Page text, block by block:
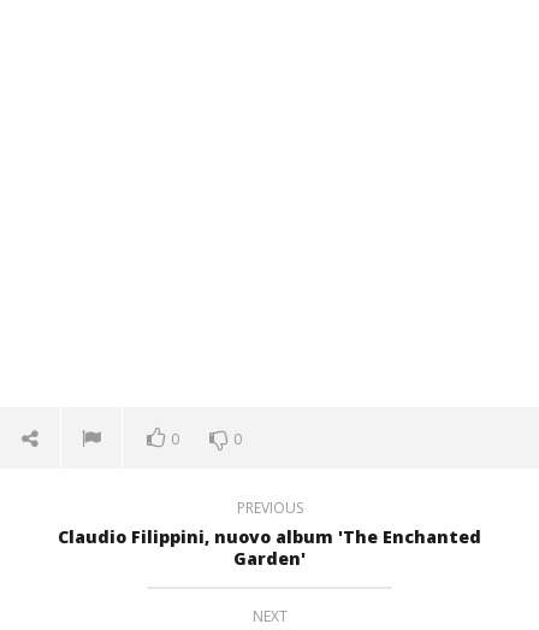
0 0
PREVIOUS
Claudio Filippini, nuovo album 'The Enchanted
Garden'
NEXT